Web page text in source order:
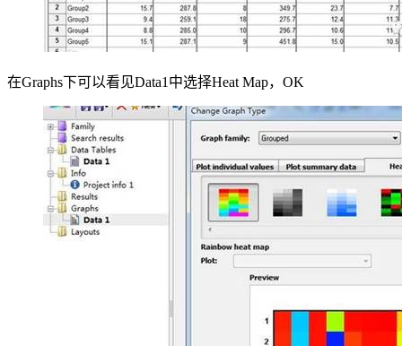
在Graphs下可以看见Data1中选择Heat Map，OK